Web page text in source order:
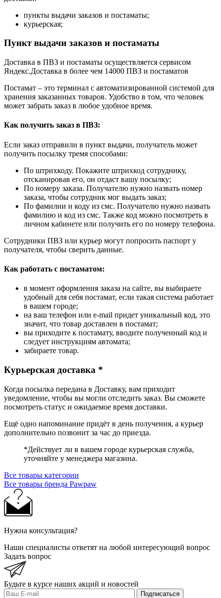
пункты выдачи заказов и постаматы;
курьерская;
Пункт выдачи заказов и постаматы
Доставка в ПВЗ и постаматы осуществляется сервисом
Яндекс.Доставка в более чем 14000 ПВЗ и постаматов
Постамат – это терминал с автоматизированной системой для
хранения заказанных товаров. Удобство в том, что человек
может забрать заказ в любое удобное время.
Как получить заказ в ПВЗ:
Если заказ отправили в пункт выдачи, получатель может
получить посылку тремя способами:
По штрихкоду. Покажите штрихкод сотруднику,
отсканировав его, он отдаст вашу посылку;
По номеру заказа. Получателю нужно назвать номер
заказа, чтобы сотрудник мог выдать заказ;
По фамилии и коду из смс. Получателю нужно назвать
фамилию и код из смс. Также код можно посмотреть в
личном кабинете или получить его по номеру телефона.
Сотрудники ПВЗ или курьер могут попросить паспорт у
получателя, чтобы сверить данные.
Как работать с постаматом:
в момент оформления заказа на сайте, вы выбираете
удобный для себя постамат, если такая система работает
в вашем городе;
на ваш телефон или e-mail придет уникальный код, это
значит, что товар доставлен в постамат;
вы приходите к постамату, вводите полученный код и
следует инструкциям автомата;
забираете товар.
Курьерская доставка *
Когда посылка передана в Доставку, вам приходит
уведомление, чтобы вы могли отследить заказ. Вы сможете
посмотреть статус и ожидаемое время доставки.
Ещё одно напоминание придёт в день получения, а курьер
дополнительно позвонит за час до приезда.
*Действует ли в вашем городе курьерская служба,
уточняйте у менеджера магазина.
Все товары категории
Все товары бренда Pawpaw
Нужна консультация?
Наши специалисты ответят на любой интересующий вопрос
Задать вопрос
Будьте в курсе наших акций и новостей
Подписаться